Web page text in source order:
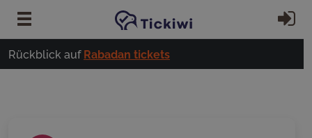
Zum Hauptinhalt springen
Rückblick auf Rabadan tickets